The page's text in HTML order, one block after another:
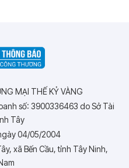
MẠI THẾ KỶ VÀNG
số: 3900336463 do Sở Tài
Tây
04/05/2004
xã Bến Cầu, tỉnh Tây Ninh,